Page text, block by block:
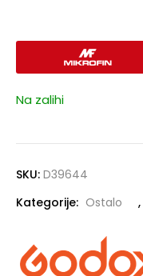
Na zalihi
SKU: D39644
Kategorije: Ostalo ,